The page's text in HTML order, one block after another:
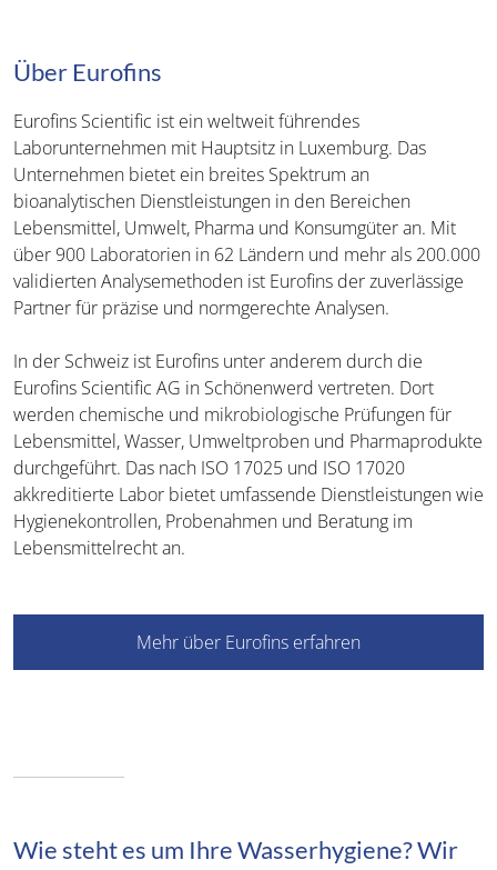
Über Eurofins
Eurofins Scientific ist ein weltweit führendes
Laborunternehmen mit Hauptsitz in Luxemburg. Das
Unternehmen bietet ein breites Spektrum an
bioanalytischen Dienstleistungen in den Bereichen
Lebensmittel, Umwelt, Pharma und Konsumgüter an. Mit
über 900 Laboratorien in 62 Ländern und mehr als 200.000
validierten Analysemethoden ist Eurofins der zuverlässige
Partner für präzise und normgerechte Analysen.
In der Schweiz ist Eurofins unter anderem durch die
Eurofins Scientific AG in Schönenwerd vertreten. Dort
werden chemische und mikrobiologische Prüfungen für
Lebensmittel, Wasser, Umweltproben und Pharmaprodukte
durchgeführt. Das nach ISO 17025 und ISO 17020
akkreditierte Labor bietet umfassende Dienstleistungen wie
Hygienekontrollen, Probenahmen und Beratung im
Lebensmittelrecht an.
Mehr über Eurofins erfahren
Wie steht es um Ihre Wasserhygiene? Wir